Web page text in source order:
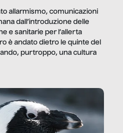
allarmismo, comunicazioni
dall’introduzione delle
e sanitarie per l’allerta
è andato dietro le quinte del
purtroppo, una cultura